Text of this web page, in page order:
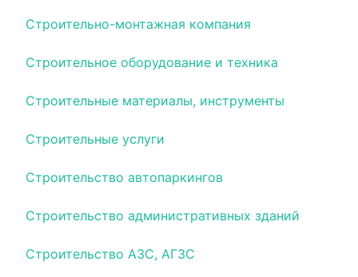
Строительно-монтажная компания
Строительное оборудование и техника
Строительные материалы, инструменты
Строительные услуги
Строительство автопаркингов
Строительство административных зданий
Строительство АЗС, АГЗС